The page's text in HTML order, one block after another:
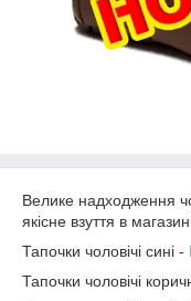
Велике надходження
якісне взуття в
Тапочки чоловічі сині -
Тапочки чоловічі